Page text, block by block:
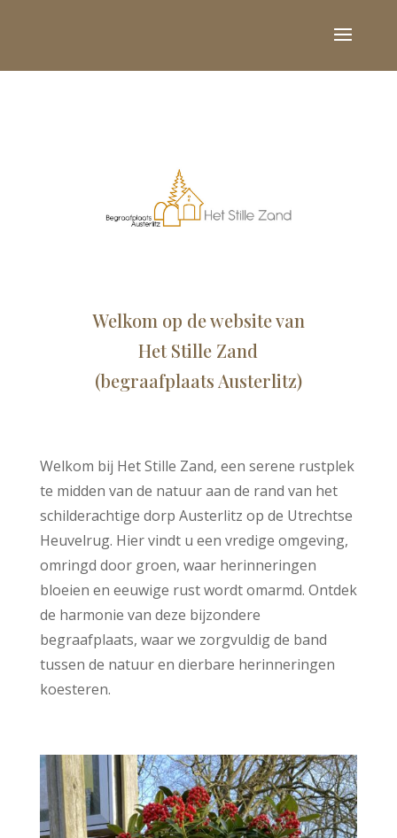
Welkom op de website van
Het Stille Zand
(begraafplaats Austerlitz)
Welkom bij Het Stille Zand, een serene rustplek
te midden van de natuur aan de rand van het
schilderachtige dorp Austerlitz op de Utrechtse
Heuvelrug. Hier vindt u een vredige omgeving,
omringd door groen, waar herinneringen
bloeien en eeuwige rust wordt omarmd. Ontdek
de harmonie van deze bijzondere
begraafplaats, waar we zorgvuldig de band
tussen de natuur en dierbare herinneringen
koesteren.